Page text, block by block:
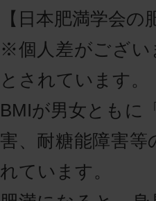
【日本肥満学会
※個人差がござい
とされています。
BMIが男女ともに
害、耐糖能障害
れています。